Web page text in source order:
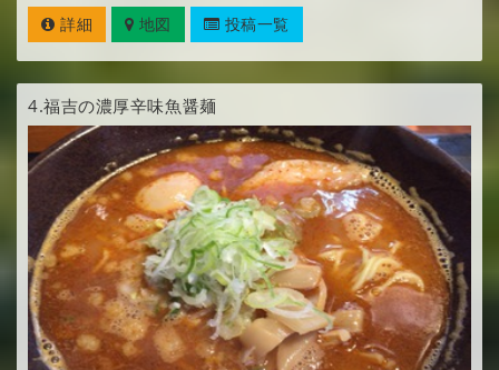
詳細 地図 投稿一覧
4.福吉の濃厚辛味魚醤麺